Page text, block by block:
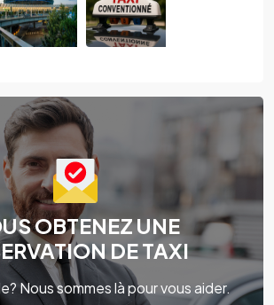
OBTENEZ UNE
DE TAXI
Nous sommes là pour vous aider.